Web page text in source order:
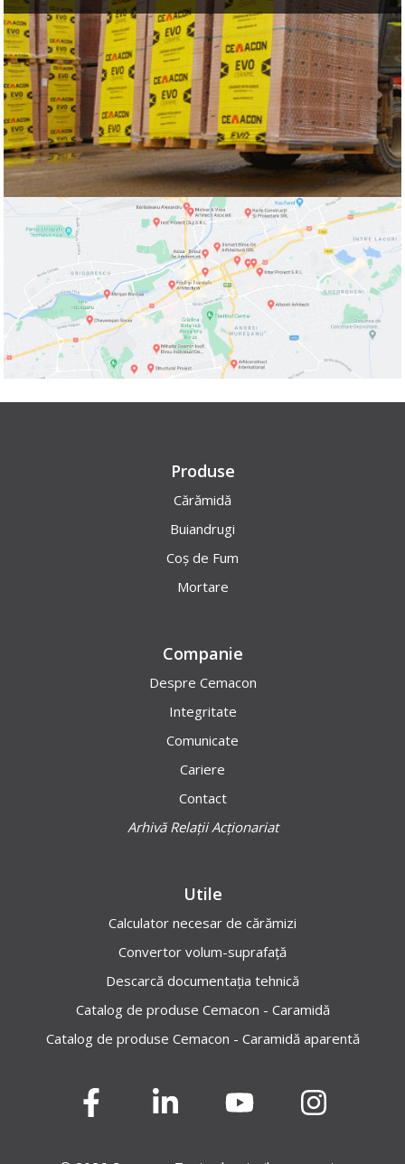
Produse
Cărămidă
Buiandrugi
Coș de Fum
Mortare
Companie
Despre Cemacon
Integritate
Comunicate
Cariere
Contact
Arhivă Relații Acționariat
Utile
Calculator necesar de cărămizi
Convertor volum-suprafață
Descarcă documentația tehnică
Catalog de produse Cemacon - Caramidă
Catalog de produse Cemacon - Caramidă aparentă